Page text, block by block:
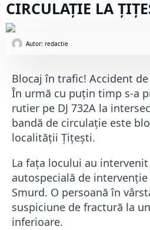
CIRCULAȚIE LA
Autor: redactie
Blocaj în trafic! Accident
În urmă cu puțin timp s-a
rutier pe DJ 732A la
bandă de circulație este
localității Țițești.
La fața locului au
autospecială de
Smurd. O persoană în
suspiciune de fractură la
inferioare.